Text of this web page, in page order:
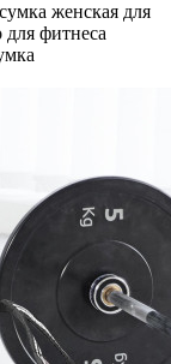
женская для
для фитнеса